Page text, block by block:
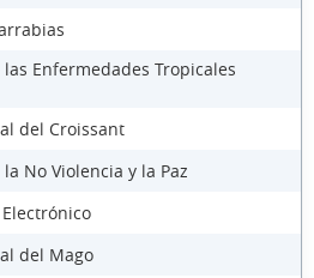
Enfermedades Tropicales
del Croissant
No Violencia y la Paz
del Mago